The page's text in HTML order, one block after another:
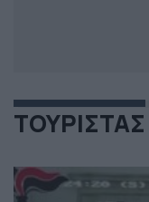
ΤΟΥΡΙΣΤΑΣ